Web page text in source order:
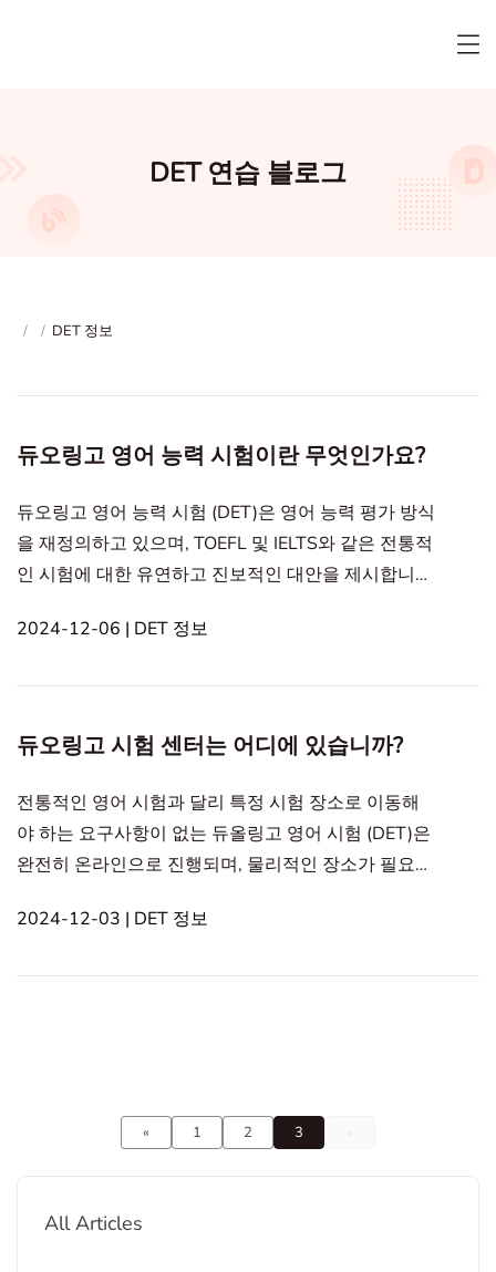
DET 연습 블로그
/ / DET 정보
All Articles
듀오링고 영어 능력 시험이란 무엇인가요?
듀오링고 영어 능력 시험 (DET)은 영어 능력 평가 방식
을 재정의하고 있으며, TOEFL 및 IELTS와 같은 전통적
인 시험에 대한 유연하고 진보적인 대안을 제시합니
시자가 거의 어디서나 시험을 완료할 수 있도록 하여
통적인 언어 테스트의 혁신2. DET 시험 방법의 핵심에
있는 혁신3. 디지털 시대를 위한 시험Duolingo 영어
능력 시험: 전통
2024-12-06 | DET 정보
듀오링고 시험 센터는 어디에 있습니까?
전통적인 영어 시험과 달리 특정 시험 장소로 이동해
야 하는 요구사항이 없는 듀올링고 영어 시험 (DET)은
완전히 온라인으로 진행되며, 물리적인 장소가 필요하
대신, DET는 기본 요구 사항을 충족하는 어디서나 시
2024-12-03 | DET 정보
« 1 2 3 »